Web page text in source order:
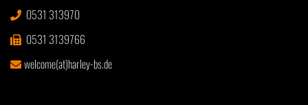
0531 313970
0531 3139766
welcome(at)harley-bs.de